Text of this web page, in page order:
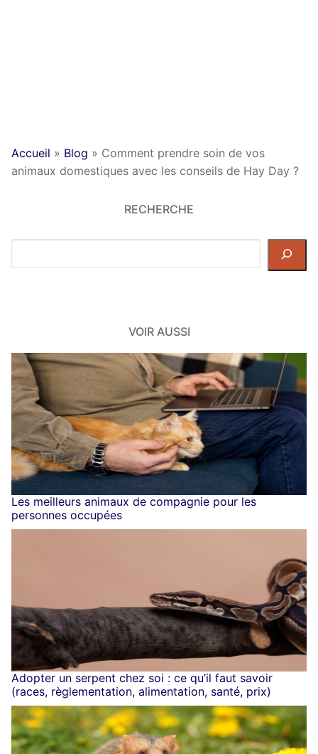
Accueil » Blog » Comment prendre soin de vos
animaux domestiques avec les conseils de Hay Day ?
RECHERCHE
dans
VOIR AUSSI
Les meilleurs animaux de compagnie pour les
personnes occupées
Adopter un serpent chez soi : ce qu’il faut savoir
(races, règlementation, alimentation, santé, prix)